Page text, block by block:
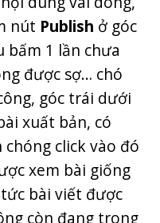
nút Publish ở góc
bấm 1 lần chưa
được sợ… chó
góc trái dưới
xuất bản, có
click vào đó
xem bài giống
bài viết được
còn đang trong